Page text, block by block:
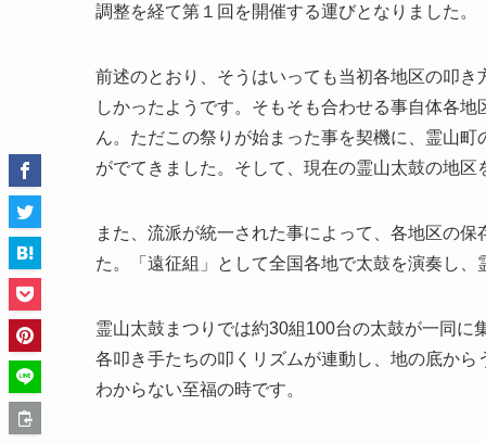
調整を経て第１回を開催する運びとなりました。
前述のとおり、そうはいっても当初各地区の叩
しかったようです。そもそも合わせる事自体各
ん。ただこの祭りが始まった事を契機に、霊山
がでてきました。そして、現在の霊山太鼓の地
また、流派が統一された事によって、各地区の
た。「遠征組」として全国各地で太鼓を演奏し
霊山太鼓まつりでは約30組 100台の太鼓が一同に
各叩き手たちの叩くリズムが連動し、地の底か
わからない至福の時です。